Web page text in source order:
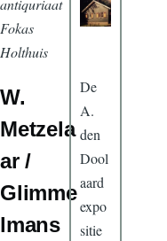
antiquriaat
Fokas
Holthuis
W.
Metzela
ar /
Glimme
lmans
De
A.
den
Dool
aard
expo
sitie